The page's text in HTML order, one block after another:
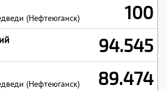
(Нефтеюганск) 100
94.545
(Нефтеюганск) 89.474